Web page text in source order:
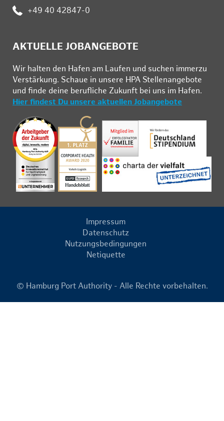
: +49 40 42847-0
AKTUELLE JOBANGEBOTE
Wir hal­ten den Ha­fen am Lau­fen und su­chen im­mer­zu
Ver­stär­kung. Schau­e in un­se­re HPA Stel­len­an­ge­bo­te
und fin­de deine be­ruf­li­che Zu­kunft bei uns im Ha­fen.
Hier findest Du unsere aktuellen Jobangebote
Impressum
Datenschutz
Nutzungsbedingungen
Netiquette
© Hamburg Port Authority - Alle Rechte vorbehalten.